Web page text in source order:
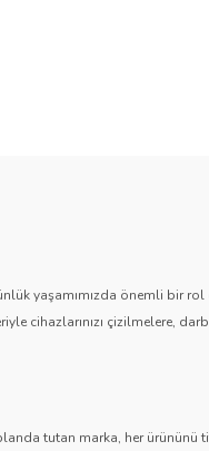
yaşamımızda önemli bir
cihazlarınızı çizilmelere,
tutan marka, her